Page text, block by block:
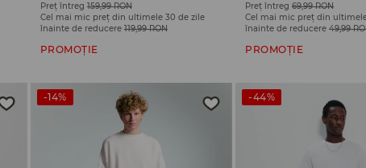
Preț întreg 159,99 RON
Cel mai mic preț din ultimele 30 de zile
înainte de reducere 119,99 RON
PROMOȚIE
Preț întreg 69,99 RON
Cel mai mic preț din
înainte de reducere 49,99
PROMOȚIE
-14% -44%